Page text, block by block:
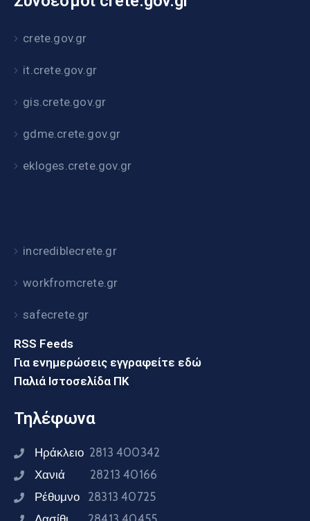
crete.gov.gr
it.crete.gov.gr
gis.crete.gov.gr
gdme.crete.gov.gr
ekloges.crete.gov.gr
incrediblecrete.gr
workfromcrete.gr
safecrete.gr
RSS Feeds
Για ενημερώσεις εγγραφείτε εδώ
Παλιά Ιστοσελίδα ΠΚ
Τηλέφωνα
Ηράκλειο 2813 400342
Χανιά 28213 40166
Ρέθυμνο 28313 40725